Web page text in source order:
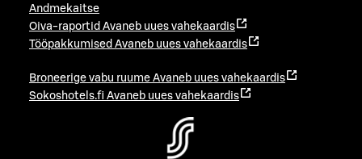
Andmekaitse
Oiva-raportid Avaneb uues vahekaardis
Tööpakkumised Avaneb uues vahekaardis
Broneerige vabu ruume Avaneb uues vahekaardis
Sokoshotels.fi Avaneb uues vahekaardis